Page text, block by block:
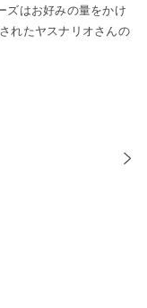
ズはお好みの量をかけ
れたヤスナリオさんの